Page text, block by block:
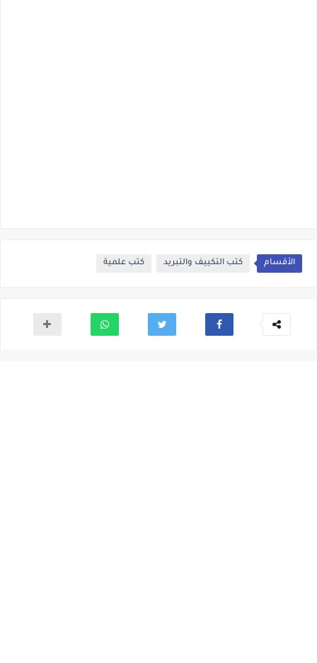
الأقسام كتب التكييف والتبريد كتب علمية